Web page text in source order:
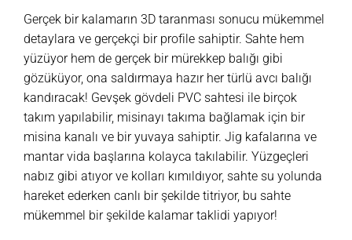
Gerçek bir kalamarın 3D taranması sonucu mükemmel
detaylara ve gerçekçi bir profile sahiptir. Sahte hem
yüzüyor hem de gerçek bir mürekkep balığı gibi
gözüküyor, ona saldırmaya hazır her türlü avcı balığı
kandıracak! Gevşek gövdeli PVC sahtesi ile birçok
takım yapılabilir, misinayı takıma bağlamak için bir
misina kanalı ve bir yuvaya sahiptir. Jig kafalarına ve
mantar vida başlarına kolayca takılabilir. Yüzgeçleri
nabız gibi atıyor ve kolları kımıldıyor, sahte su yolunda
hareket ederken canlı bir şekilde titriyor, bu sahte
mükemmel bir şekilde kalamar taklidi yapıyor!